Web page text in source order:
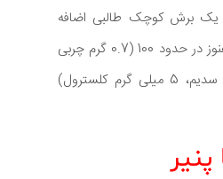
یک برش کوچک طالبی اضافه
کنید مقدار کل کالری هنوز در حدود 100 (0.7 گرم چربی
اشباع، 468 میلی گرم سدیم، 5 میلی گرم کلسترول)